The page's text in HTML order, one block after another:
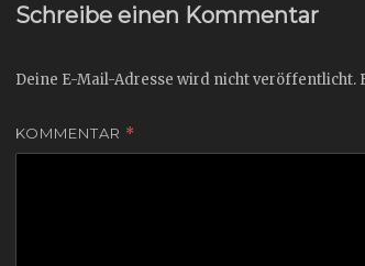
Schreibe einen Kommentar
Deine E-Mail-Adresse wird nicht veröffentlicht.
KOMMENTAR *